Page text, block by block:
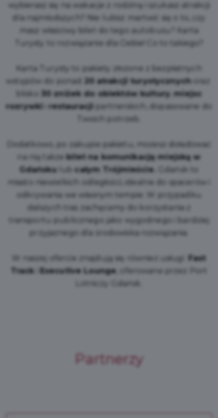
wybierasz się na wakacje z rodziną i szukasz atrakcji
dla najmłodszych? Nie lubisz martwić się o to, czy
masz właściwy bilet do tego autobusu? Karta
Turysty to rozwiązanie dla Ciebie! Co to takiego?
Karta Turysty to pakiety złożone z bezpłatnych
wstępów do ponad
20 atrakcji turystycznych oraz
blisko
30 zniżek do obiektów kultury ,miejsc
rozrywki
restauracji
partnerskich, dopasowane do
Twoich potrzeb.
Dodatkowo, po zakupie pakietu, możesz doładować
na nią takżebilet na komunikację miejską w
Gdańskulubcałym Trójmieście.
Gdańsk to
miasto niewielkich odległości, idealne do spacerów i
odkrywania we własnym tempie. W przypadku
dalszych tras zachęcamy do korzystania z
transportu publicznego jako wygodnego i bardziej
przyjaznego dla środowiska rozwiązania.
W naszej ofercie znajdują się również usługi
Fast
Track
Executive Lounge , oferowane przez Port
Lotniczy Gdańsk.
Partnerzy